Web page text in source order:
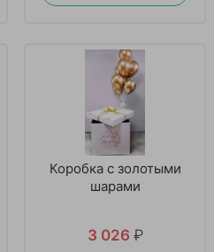
Коробка с золотыми
шарами
3 026 ₽